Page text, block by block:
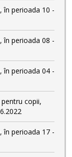
în perioada 10 -
în perioada 08 -
în perioada 04 -
copii,
în perioada 17 -